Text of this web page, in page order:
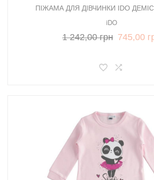
ПІЖАМА ДЛЯ ДІВЧИНКИ IDO
iDO
1 242,00 грн 745,00